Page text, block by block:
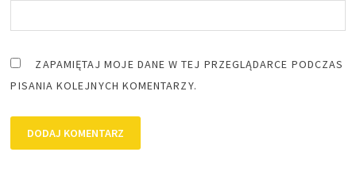
ZAPAMIĘTAJ MOJE DANE W TEJ PRZEGLĄDARCE PODCZAS
PISANIA KOLEJNYCH KOMENTARZY.